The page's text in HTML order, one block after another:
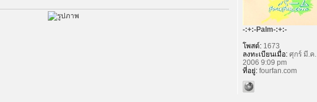
-:+:-Palm-:+:-
โพสต์:1673
ลงทะเบียนเมื่อ:ศุกร์ มี.ค.
2006 9:09 pm
ที่อยู่:fourfan.com